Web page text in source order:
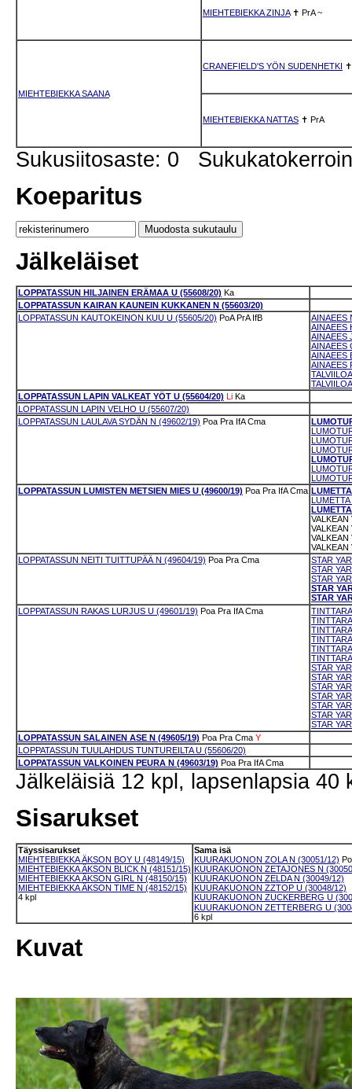
MIEHTEBIEKKA ZINJA✝ PrA ~
MIEHTEBIEKKA SAANA
CRANEFIELD'S YÖN SUDENHETKI
MIEHTEBIEKKA NATTAS ✝ PrA
Sukusiitosaste: 0
Koeparitus
Jälkeläiset
LOPPATASSUN HILJAINEN ERÄMAA U (55608/20) Ka
LOPPATASSUN KAIRAN KAUNEIN KUKKANEN N (55603/20)
LOPPATASSUN KAUTOKEINON KUU U (55605/20) PoA PrA IfB
AINAEES
AINAEES
AINAEES
AINAEES
AINAEES
AINAEES
LOPPATASSUN LAPIN VALKEAT YÖT U (55604/20)
Li Ka
LOPPATASSUN LAPIN VELHO U (55607/20)
LOPPATASSUN LAULAVA SYDÄN N (49602/19) Poa Pra IfA Cma
LOPPATASSUN LUMISTEN METSIEN MIES U (49600/19) Poa Pra IfA Cma
LOPPATASSUN NEITI TUITTUPÄÄ N (49604/19) Poa Pra Cma
STAR
STAR
STAR
STAR
STAR
LOPPATASSUN RAKAS LURJUS U (49601/19) Poa Pra IfA Cma
STAR
STAR
STAR
STAR
STAR
STAR
STAR
LOPPATASSUN SALAINEN ASE N (49605/19) Poa Pra Cma Y
LOPPATASSUN TUULAHDUS TUNTUREILTA U (55606/20)
LOPPATASSUN VALKOINEN PEURA N (49603/19) Poa Pra IfA Cma
Jälkeläisiä 12 kpl, lapsenlapsia 40
Sisarukset
Täyssisarukset
MIEHTEBIEKKA ÄKSON BOY U (48149/15)
MIEHTEBIEKKA ÄKSON BLICK N (48151/15)
MIEHTEBIEKKA ÄKSON GIRL N (48150/15)
MIEHTEBIEKKA ÄKSON TIME N (48152/15)
4 kpl
Sama isä
KUURAKUONON ZOLA N (30051/12)
KUURAKUONON ZETAJONES N
KUURAKUONON ZELDA N (30049/12)
KUURAKUONON ZZTOP U (30048/12)
KUURAKUONON ZUCKERBERG U
KUURAKUONON ZETTERBERG U
6 kpl
Kuvat